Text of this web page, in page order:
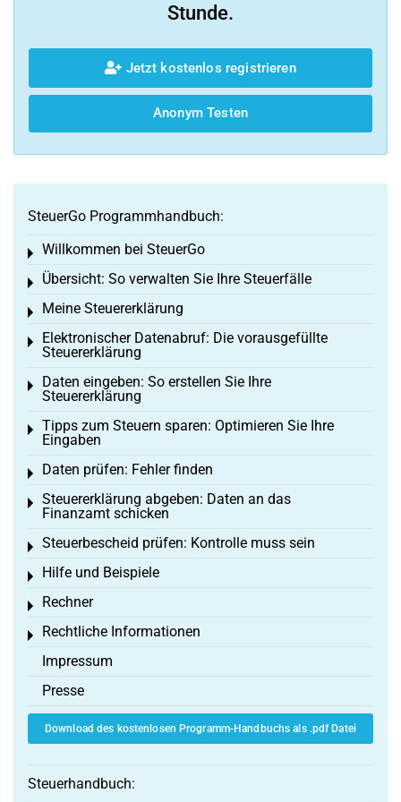
Stunde.
Jetzt kostenlos registrieren
Anonym Testen
SteuerGo Programmhandbuch:
Willkommen bei SteuerGo
Toggle menu
Übersicht: So verwalten Sie Ihre Steuerfälle
Toggle menu
Meine Steuererklärung
Toggle menu
Elektronischer Datenabruf: Die vorausgefüllte
Steuererklärung
Toggle menu
Daten eingeben: So erstellen Sie Ihre
Steuererklärung
Toggle menu
Tipps zum Steuern sparen: Optimieren Sie Ihre
Eingaben
Toggle menu
Daten prüfen: Fehler finden
Toggle menu
Steuererklärung abgeben: Daten an das
Finanzamt schicken
Toggle menu
Steuerbescheid prüfen: Kontrolle muss sein
Toggle menu
Hilfe und Beispiele
Toggle menu
Rechner
Toggle menu
Rechtliche Informationen
Toggle menu
Impressum
Presse
Download des kostenlosen Programm-Handbuchs als .pdf Datei
Steuerhandbuch: